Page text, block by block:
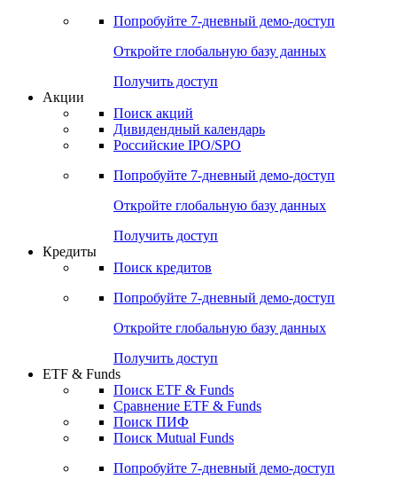
Попробуйте 7-дневный демо-доступ
Откройте глобальную базу данных
Получить доступ
Акции
Поиск акций
Дивидендный календарь
Российские IPO/SPO
Попробуйте 7-дневный демо-доступ
Откройте глобальную базу данных
Получить доступ
Кредиты
Поиск кредитов
Попробуйте 7-дневный демо-доступ
Откройте глобальную базу данных
Получить доступ
ETF & Funds
Поиск ETF & Funds
Сравнение ETF & Funds
Поиск ПИФ
Поиск Mutual Funds
Попробуйте 7-дневный демо-доступ